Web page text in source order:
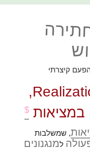
קיצרתי
Realization, Implementation,
במציאות$
, שמשלבות
למנגנונים